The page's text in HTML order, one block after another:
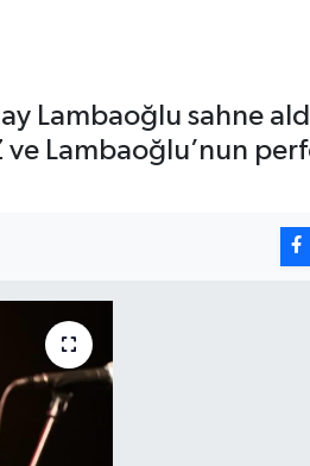
Lambaoğlu sahne
ve Lambaoğlu’nun